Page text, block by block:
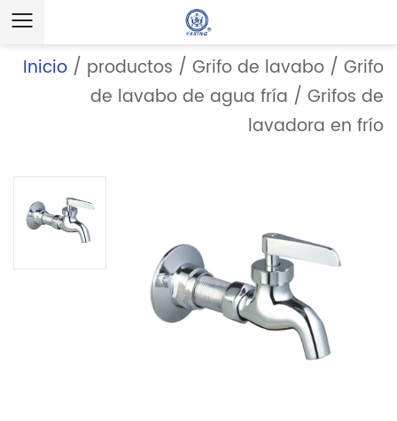
Inicio / productos / Grifo de lavabo / Grifo
de lavabo de agua fría / Grifos de
lavadora en frío